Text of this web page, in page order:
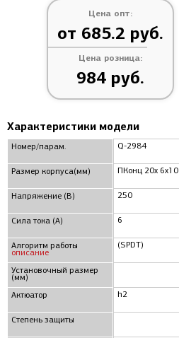
Цена опт:
от 685.2 руб.
Цена розница:
984 руб.
Характеристики модели
Номер/парам.
Размер корпуса(мм)
Напряжение (В)
Сила тока (А)
Алгоритм работы
описание
Установочный размер
(мм)
Актюатор
Степень защиты
Q-2984
ПКонц 20x 6x10
250
6
(SPDT)
h2